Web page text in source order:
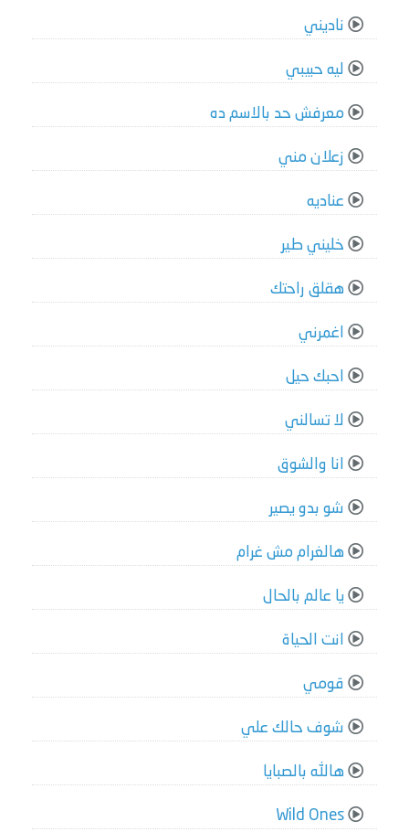
ناديني
ليه حبيبي
معرفش حد بالاسم ده
زعلان مني
عناديه
خليني طير
هقلق راحتك
اغمرني
احبك حيل
لا تسالني
انا والشوق
شو بدو يصير
هالغرام مش غرام
يا عالم بالحال
انت الحياة
قومي
شوف حالك علي
هالله بالصبايا
Wild Ones